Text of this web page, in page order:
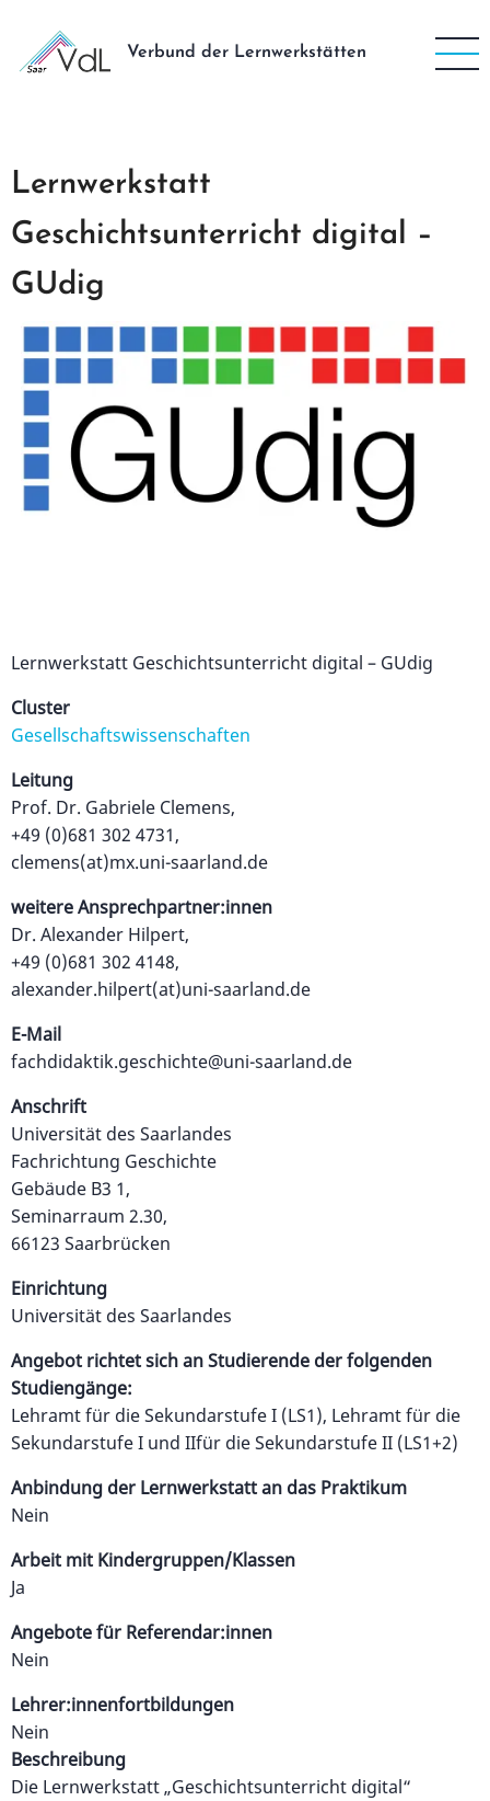
Inhalt
Verbund der Lernwerkstätten
Lernwerkstatt
Geschichtsunterricht digital –
GUdig
Lernwerkstatt Geschichtsunterricht digital – GUdig
Cluster
Gesellschaftswissenschaften
Leitung
Prof. Dr. Gabriele Clemens,
+49 (0)681 302 4731,
clemens(at)mx.uni-saarland.de
weitere Ansprechpartner:innen
Dr. Alexander Hilpert,
+49 (0)681 302 4148,
alexander.hilpert(at)uni-saarland.de
E-Mail
fachdidaktik.geschichte@uni-saarland.de
Anschrift
Universität des Saarlandes
Fachrichtung Geschichte
Gebäude B3 1,
Seminarraum 2.30,
66123 Saarbrücken
Einrichtung
Universität des Saarlandes
Angebot richtet sich an Studierende der folgenden
Studiengänge:
Lehramt für die Sekundarstufe I (LS1), Lehramt für die
Sekundarstufe I und IIfür die Sekundarstufe II (LS1+2)
Anbindung der Lernwerkstatt an das Praktikum
Nein
Arbeit mit Kindergruppen/Klassen
Ja
Angebote für Referendar:innen
Nein
Lehrer:innenfortbildungen
Nein
Beschreibung
Die Lernwerkstatt „Geschichtsunterricht digital“